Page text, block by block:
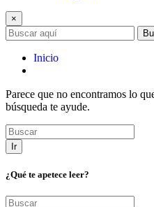
×
Inicio
Parece que no encontramos lo
búsqueda te ayude.
Ir
¿Qué te apetece leer?